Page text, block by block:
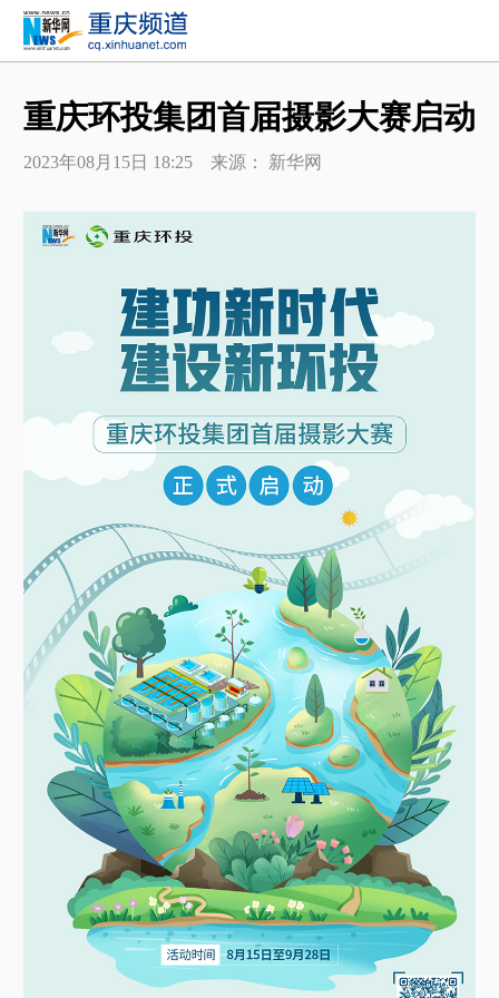
重庆环投集团首届摄影大赛启动
2023年08月15日 18:25 来源： 新华网